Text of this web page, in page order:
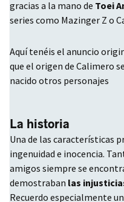
gracias a la mano de Toei
series como Mazinger Z o
Aquí tenéis el anuncio
que el origen de Calimero
nacido otros personajes
La historia
Una de las características
ingenuidad e inocencia.
amigos siempre se
demostraban las
Recuerdo especialmente